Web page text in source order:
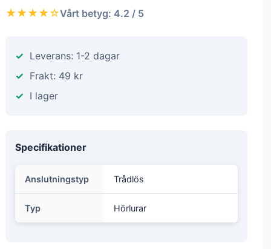
★★★★☆Vårt betyg: 4.2 / 5
Leverans: 1-2 dagar
Frakt: 49 kr
I lager
Specifikationer
Anslutningstyp Trådlös
Typ Hörlurar